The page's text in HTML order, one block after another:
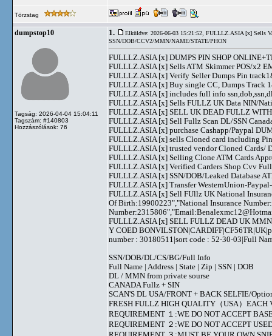
Törzstag
dumpstop10
Tagság: 2026-04-04 15:04:11
Tagszám: #140803
Hozzászólások: 76
1. Elküldve: 2026-06-03 15:21:52, FULLLZ.ASIA [x] Sells
SSN/DOB/CCV2/MMN/NAME/STATE/PHON
FULLLZ.ASIA [x] DUMPS PIN SHOP
FULLLZ.ASIA [x] Sells ATM Skimmer POS/x2
FULLLZ.ASIA [x] Verify Seller Dumps Pin
FULLLZ.ASIA [x] Buy single CC, Dumps Track
FULLLZ.ASIA [x] includes full info
FULLLZ.ASIA [x] Sells FULLZ UK Data NIN/
FULLLZ.ASIA [x] SELL UK DEAD FULLZ
FULLLZ.ASIA [x] Sell Fullz Scan DL/SSN
FULLLZ.ASIA [x] purchase Cashapp/Paypal
FULLLZ.ASIA [x] sells Cloned card including
FULLLZ.ASIA [x] trusted vendor Cloned Cards/
FULLLZ.ASIA [x] Selling Clone ATM Cards
FULLLZ.ASIA [x] Verified Carders Shop Cvv
FULLLZ.ASIA [x] SSN/DOB/Leaked Database
FULLLZ.ASIA [x] Transfer WesternUnion-
FULLLZ.ASIA [x] Sell FUllz UK National
Of Birth:19900223","National Insurance
Number:2315806","Email:
FULLLZ.ASIA [x] SELL FULLZ DEAD UK MMN
Y COED
number : 30180511|sort code : 52-30-03|Full
SSN/DOB/DL/CS/BG/Full Info
Full Name | Address | State | Zip | SSN | DOB
DL / MMN from private sourse
CANADA Fullz + SIN
SCAN'S DL USA/FRONT + BACK SELFIE/
FRESH FULLZ HIGH QUALITY（USA）EACH
REQUIREMENT １:WE DO NOT ACCEPT
REQUIREMENT ２:WE DO NOT ACCEPT